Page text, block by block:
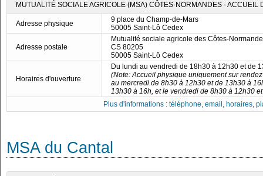
MUTUALITÉ SOCIALE AGRICOLE (MSA) CÔTES-NORMANDES - ACCUEIL
Adresse physique
9 place du Champ-de-Mars
50005 Saint-Lô Cedex
Adresse postale
Mutualité sociale agricole des Côtes-
CS 80205
50005 Saint-Lô Cedex
Horaires d'ouverture
Du lundi au vendredi de 18h30 à 12h30 et de
(Note: Accueil physique uniquement sur
au mercredi de 8h30 à 12h30 et de 13h30 à
13h30 à 16h, et le vendredi de 8h30 à 12h30
Plus d'informations : téléphone, email, horaires,
MSA du Cantal